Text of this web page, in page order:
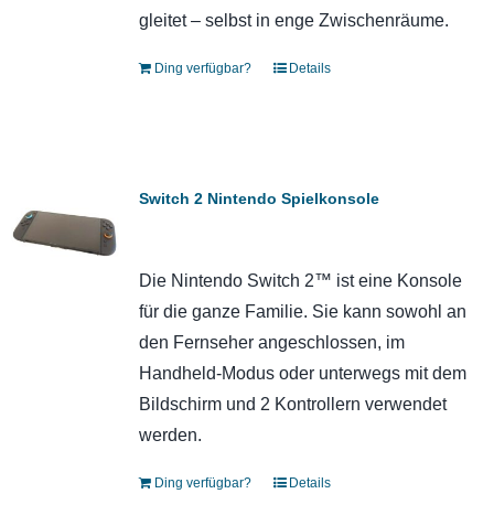
gleitet – selbst in enge Zwischenräume.
Ding verfügbar? Details
Switch 2 Nintendo Spielkonsole
Die Nintendo Switch 2™ ist eine Konsole
für die ganze Familie. Sie kann sowohl an
den Fernseher angeschlossen, im
Handheld-Modus oder unterwegs mit dem
Bildschirm und 2 Kontrollern verwendet
werden.
Ding verfügbar? Details